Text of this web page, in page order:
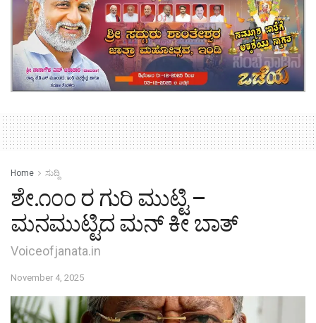
Home ಸುದ್ದಿ
ಶೇ.೧೦೦ ರ ಗುರಿ ಮುಟ್ಟಿ –
ಮನಮುಟ್ಟಿದ ಮನ್ ಕೀ ಬಾತ್
Voiceofjanata.in
November 4, 2025